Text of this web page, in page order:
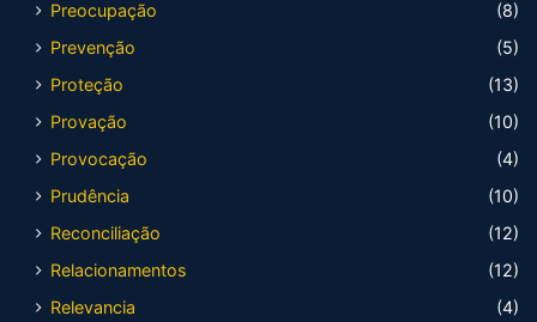
Preocupação
(8)
Prevenção
(5)
Proteção
(13)
Provação
(10)
Provocação
(4)
Prudência
(10)
Reconciliação
(12)
Relacionamentos
(12)
Relevancia
(4)